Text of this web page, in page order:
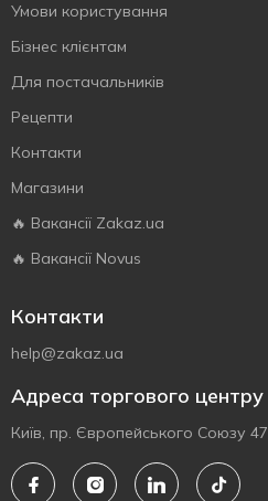
Умови користування
Бізнес клієнтам
Для постачальників
Рецепти
Контакти
Магазини
🔥 Вакансії Zakaz.ua
🔥 Вакансії Novus
Контакти
help@zakaz.ua
Адреса торгового центру
Київ, пр. Європейського Союзу 47